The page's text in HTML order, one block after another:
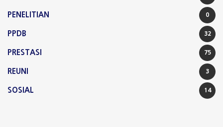
PENELITIAN 0
PPDB 32
PRESTASI 75
REUNI 3
SOSIAL 14